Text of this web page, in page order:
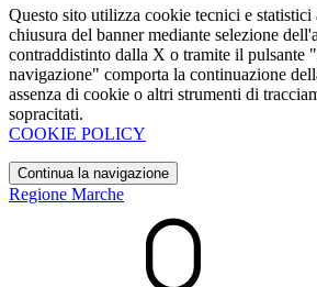
Questo sito utilizza cookie tecnici e
chiusura del banner mediante selezione
contraddistinto dalla X o tramite il pulsante
navigazione" comporta la continuazione
assenza di cookie o altri strumenti di
sopracitati.
COOKIE POLICY
Continua la navigazione
Regione Marche